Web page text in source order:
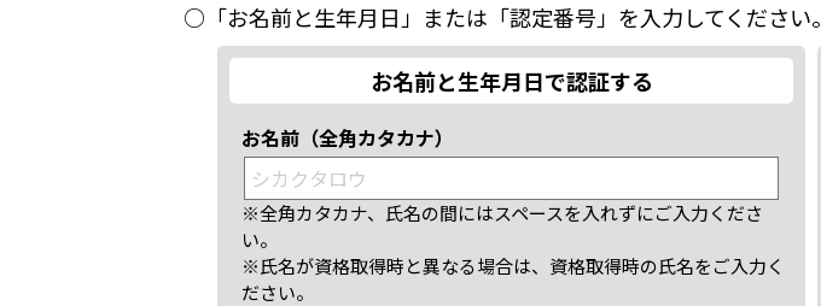
○「お名前と生年月日」または「認定番号」を入力してください。
お名前と生年月日で認証する
お名前（全角カタカナ）
※全角カタカナ、氏名の間にはスペースを入れずにご入力くださ
い。
※氏名が資格取得時と異なる場合は、資格取得時の氏名をご入力く
ださい。